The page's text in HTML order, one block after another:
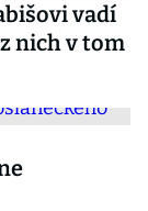
vadí
nich v tom